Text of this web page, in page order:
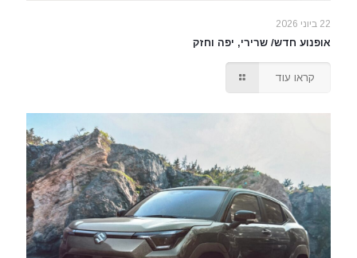
22 ביוני 2026
אופנוע חדש/ שרירי, יפה וחזק
קראו עוד